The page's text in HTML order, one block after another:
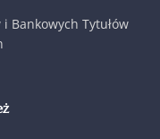
Bankowych Tytułów